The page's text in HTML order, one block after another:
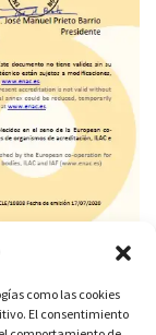
como las cookies
El consentimiento